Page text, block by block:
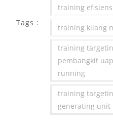
Tags :
training
training kilang
training
pembangkit
running
training
generating unit